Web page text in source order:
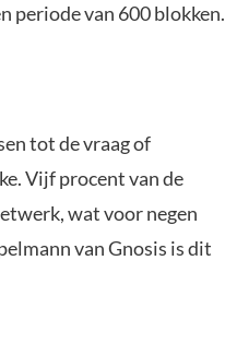
periode van 600 blokken.
tot de vraag of
Vijf procent van de
wat voor negen
van Gnosis is dit